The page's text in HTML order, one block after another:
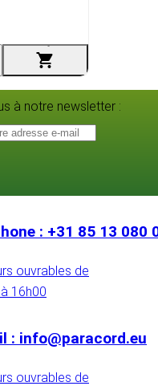
à notre newsletter :
: +31 85 13 080
ouvrables de
16h00
: info@paracord.eu
ouvrables de